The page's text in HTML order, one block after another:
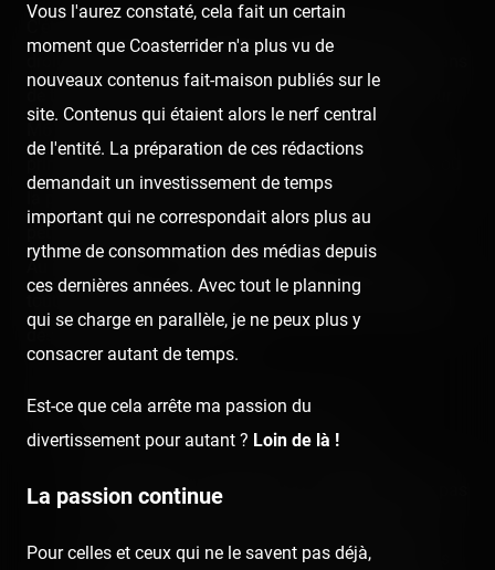
C'était à l'été 2019 : l'équipe de Coasterrider avait eu
droit à sa petite heure de gloire en passant sur les écrans
de télévision des français dans le reportage Capital sur
M6 le soir du 21 juillet. Une émission consacrée
principalement aux parcs animaliers en France, mais où
la parenthèse "coasters fans" aura été dédiée à notre
petite équipe en visite au Pal en avril 2019.
Au programme : du Yukon Quad, des « influenceurs »
tout autant ravis de rencontrer les espèces animales, et
des belles images souvenirs.
Permettons-nous de rajouter quelques notes :
Les journalistes aiment bien nous appeler
« influenceurs » mais ce nom ne nous convient pas
aurions tout autant profité du Pal, les contraintes
Vous l'aurez constaté, cela fait un certain
moment que Coasterrider n'a plus vu de
nouveaux contenus fait-maison publiés sur le
site. Contenus qui étaient alors le nerf central
de l'entité. La préparation de ces rédactions
demandait un investissement de temps
important qui ne correspondait alors plus au
rythme de consommation des médias depuis
ces dernières années. Avec tout le planning
qui se charge en parallèle, je ne peux plus y
consacrer autant de temps.
Est-ce que cela arrête ma passion du
divertissement pour autant ? Loin de là !
La passion continue
Pour celles et ceux qui ne le savent pas déjà,